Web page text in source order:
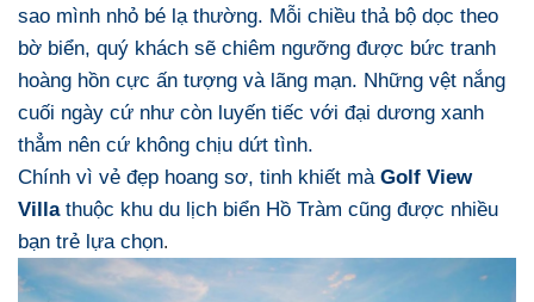
sao mình nhỏ bé lạ thường. Mỗi chiều thả bộ dọc theo
bờ biển, quý khách sẽ chiêm ngưỡng được bức tranh
hoàng hồn cực ấn tượng và lãng mạn. Những vệt nắng
cuối ngày cứ như còn luyến tiếc với đại dương xanh
thẳm nên cứ không chịu dứt tình.
Chính vì vẻ đẹp hoang sơ, tinh khiết mà Golf View
Villathuộc khu du lịch biển Hồ Tràm cũng được nhiều
bạn trẻ lựa chọn.